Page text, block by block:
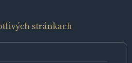
stránkach